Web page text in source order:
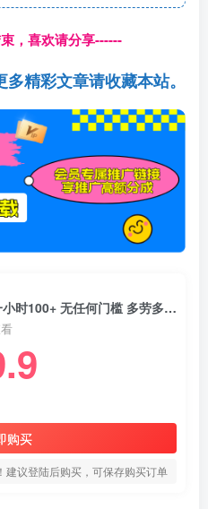
，喜欢请分享------
精彩文章请收藏本站。
（11584期）支付宝拍拍照 一小时100+ 无任何门槛 多劳多得 一台手机轻松操作
购买
建议登陆后购买，可保存购买订单